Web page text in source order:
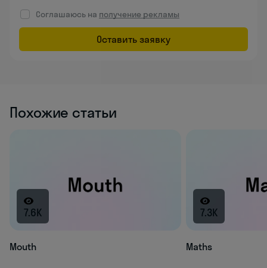
Соглашаюсь на получение рекламы
Оставить заявку
Похожие статьи
7.6K
Mouth
7.3K
Maths